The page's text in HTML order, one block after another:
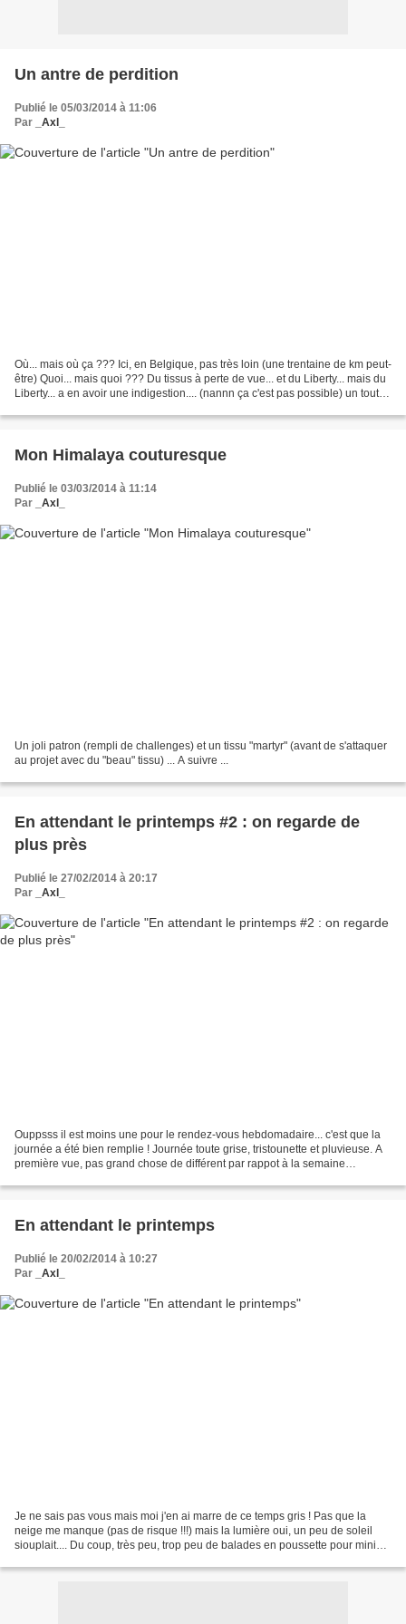
Un antre de perdition
Publié le 05/03/2014 à 11:06
Par
_Axl_
Où... mais où ça ??? Ici, en Belgique, pas très loin (une trentaine de km peut-
être) Quoi... mais quoi ??? Du tissus à perte de vue... et du Liberty... mais du
Liberty... a en avoir une indigestion.... (nannn ça c'est pas possible) un tout
Mon Himalaya couturesque
Publié le 03/03/2014 à 11:14
Par
_Axl_
Un joli patron (rempli de challenges) et un tissu "martyr" (avant de s'attaquer
au projet avec du "beau" tissu) ... A suivre ...
En attendant le printemps #2 : on regarde de
plus près
Publié le 27/02/2014 à 20:17
Par
_Axl_
Ouppsss il est moins une pour le rendez-vous hebdomadaire... c'est que la
journée a été bien remplie ! Journée toute grise, tristounette et pluvieuse. A
première vue, pas grand chose de différent par rappot à la semaine
En attendant le printemps
Publié le 20/02/2014 à 10:27
Par
_Axl_
Je ne sais pas vous mais moi j'en ai marre de ce temps gris ! Pas que la
neige me manque (pas de risque !!!) mais la lumière oui, un peu de soleil
siouplait.... Du coup, très peu, trop peu de balades en poussette pour mini